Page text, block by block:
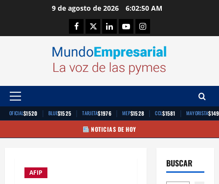
9 de agosto de 2026 6:02:51 AM
Facebook
TwitterLinkedinYoutubeInstagram
Menú
principal
OFICIAL$1520 | BLUE$1525 | TARJETA$1976 | MEP$1528 | CCL$1581 | MAYORISTA
NOTICIAS DE HOY
AFIP
BUSCAR